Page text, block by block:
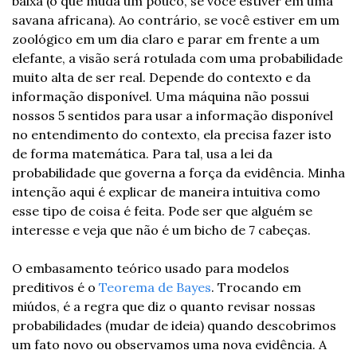
savana africana). Ao contrário, se você estiver em um
zoológico em um dia claro e parar em frente a um
elefante, a visão será rotulada com uma probabilidade
muito alta de ser real. Depende do contexto e da
informação disponível. Uma máquina não possui
nossos 5 sentidos para usar a informação disponível
no entendimento do contexto, ela precisa fazer isto
de forma matemática. Para tal, usa a lei da
probabilidade que governa a força da evidência. Minha
intenção aqui é explicar de maneira intuitiva como
esse tipo de coisa é feita. Pode ser que alguém se
interesse e veja que não é um bicho de 7 cabeças.
O embasamento teórico usado para modelos
preditivos é o Teorema de Bayes. Trocando em
miúdos, é a regra que diz o quanto revisar nossas
probabilidades (mudar de ideia) quando descobrimos
um fato novo ou observamos uma nova evidência. A